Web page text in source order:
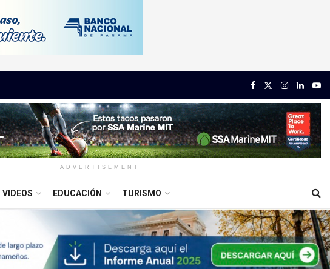
ADVERTISEMENT
VIDEOS EDUCACIÓN TURISMO